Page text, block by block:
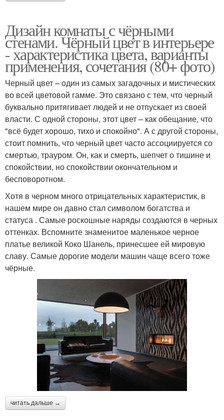
Дизайн комнаты с чёрными
стенами. Чёрный цвет в интерьере
- характеристика цвета, варианты
применения, сочетания (80+ фото)
Черный цвет – один из самых загадочных и мистических
во всей цветовой гамме. Это связано с тем, что черный
буквально притягивает людей и не отпускает из своей
власти. С одной стороны, этот цвет – как обещание, что
"всё будет хорошо, тихо и спокойно". А с другой стороны,
стоит помнить, что черный цвет часто ассоциируется со
смертью, трауром. Он, как и смерть, шепчет о тишине и
спокойствии, но спокойствии окончательном и
бесповоротном.
Хотя в черном много отрицательных характеристик, в
нашем мире он давно стал символом богатства и
статуса . Самые роскошные наряды создаются в черных
оттенках. Вспомните знаменитое маленькое черное
платье великой Коко Шанель, принесшее ей мировую
славу. Самые дорогие модели машин чаще всего тоже
чёрные.
читать дальше →